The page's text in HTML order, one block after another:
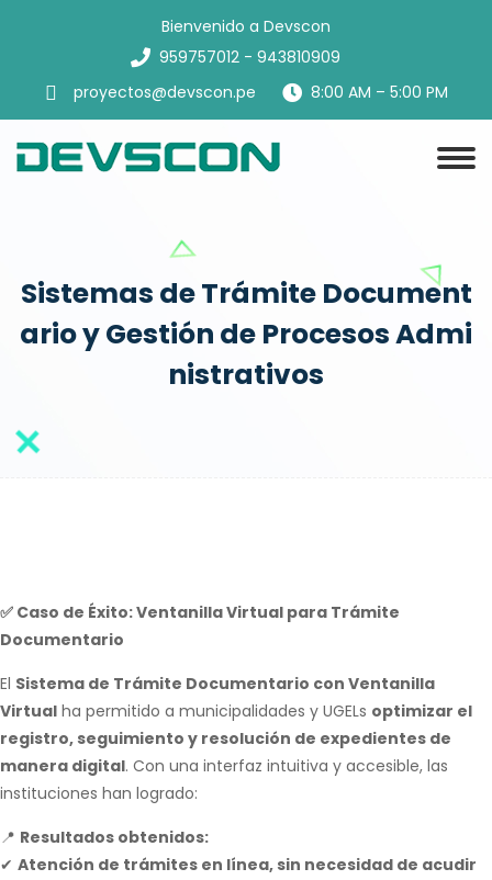
Bienvenido a Devscon
959757012 - 943810909
proyectos@devscon.pe
8:00 AM – 5:00 PM
Sistemas de Trámite Document
ario y Gestión de Procesos Admi
nistrativos
✅ Caso de Éxito: Ventanilla Virtual para Trámite
Documentario
El Sistema de Trámite Documentario con Ventanilla
Virtual ha permitido a municipalidades y UGELs optimizar el
registro, seguimiento y resolución de expedientes de
manera digital. Con una interfaz intuitiva y accesible, las
instituciones han logrado:
📍 Resultados obtenidos:
✔ Atención de trámites en línea, sin necesidad de acudir